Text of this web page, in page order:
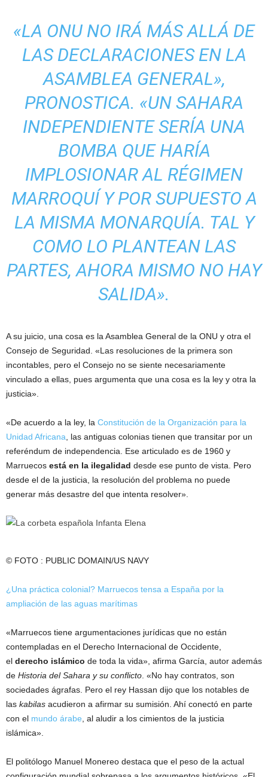
«LA ONU NO IRÁ MÁS ALLÁ DE
LAS DECLARACIONES EN LA
ASAMBLEA GENERAL»,
PRONOSTICA. «UN SAHARA
INDEPENDIENTE SERÍA UNA
BOMBA QUE HARÍA
IMPLOSIONAR AL RÉGIMEN
MARROQUÍ Y POR SUPUESTO A
LA MISMA MONARQUÍA. TAL Y
COMO LO PLANTEAN LAS
PARTES, AHORA MISMO NO HAY
SALIDA».
A su juicio, una cosa es la Asamblea General de la ONU y otra el
Consejo de Seguridad. «Las resoluciones de la primera son
incontables, pero el Consejo no se siente necesariamente
vinculado a ellas, pues argumenta que una cosa es la ley y otra la
justicia».
«De acuerdo a la ley, la Constitución de la Organización para la
Unidad Africana , las antiguas colonias tienen que transitar por un
referéndum de independencia. Ese articulado es de 1960 y
Marruecos está en la ilegalidad desde ese punto de vista. Pero
desde el de la justicia, la resolución del problema no puede
generar más desastre del que intenta resolver».
© FOTO : PUBLIC DOMAIN/US NAVY
¿Una práctica colonial? Marruecos tensa a España por la
ampliación de las aguas marítimas
«Marruecos tiene argumentaciones jurídicas que no están
contempladas en el Derecho Internacional de Occidente,
el derecho islámico de toda la vida», afirma García, autor además
de Historia del Sahara y su conflicto . «No hay contratos, son
sociedades ágrafas. Pero el rey Hassan dijo que los notables de
las kabilas acudieron a afirmar su sumisión. Ahí conectó en parte
con el mundo árabe , al aludir a los cimientos de la justicia
islámica».
El politólogo Manuel Monereo destaca que el peso de la actual